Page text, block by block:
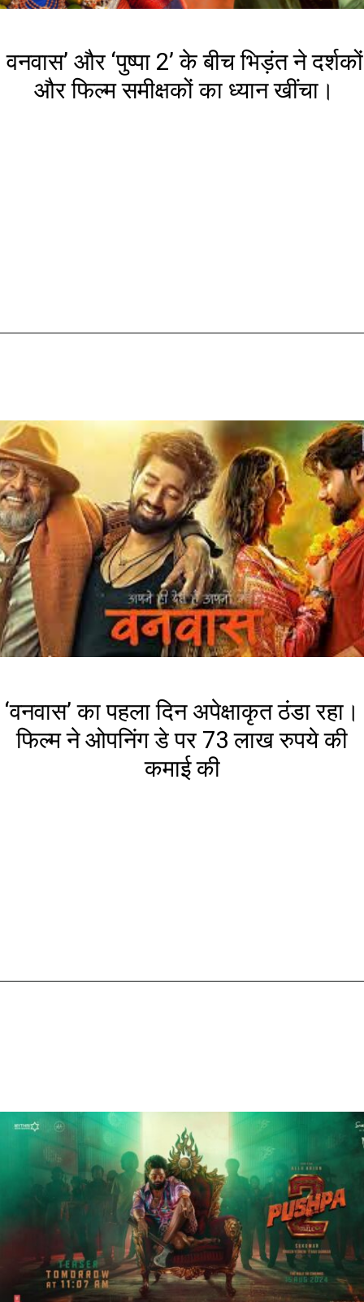
वनवास’ और ‘पुष्पा 2’ के बीच भिड़ंत ने दर्शकों
और फिल्म समीक्षकों का ध्यान खींचा।
‘वनवास’ का पहला दिन अपेक्षाकृत ठंडा रहा।
फिल्म ने ओपनिंग डे पर 73 लाख रुपये की
कमाई की